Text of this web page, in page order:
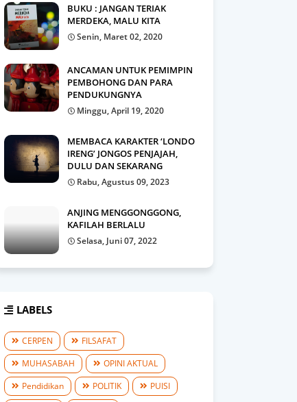
BUKU : JANGAN TERIAK
MERDEKA, MALU KITA
Senin, Maret 02, 2020
ANCAMAN UNTUK PEMIMPIN
PEMBOHONG DAN PARA
PENDUKUNGNYA
Minggu, April 19, 2020
MEMBACA KARAKTER ‘LONDO
IRENG’ JONGOS PENJAJAH,
DULU DAN SEKARANG
Rabu, Agustus 09, 2023
ANJING MENGGONGGONG,
KAFILAH BERLALU
Selasa, Juni 07, 2022
LABELS
CERPEN
FILSAFAT
MUHASABAH
OPINI AKTUAL
Pendidikan
POLITIK
PUISI